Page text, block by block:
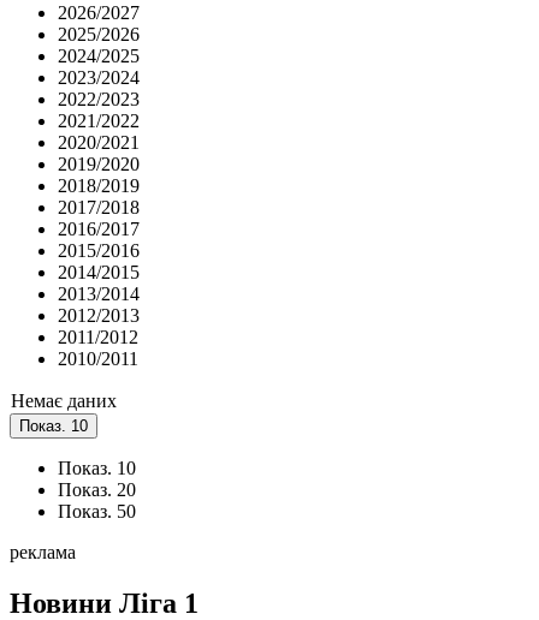
2026/2027
2025/2026
2024/2025
2023/2024
2022/2023
2021/2022
2020/2021
2019/2020
2018/2019
2017/2018
2016/2017
2015/2016
2014/2015
2013/2014
2012/2013
2011/2012
2010/2011
Немає даних
Показ. 10
Показ. 10
Показ. 20
Показ. 50
реклама
Новини Ліга 1